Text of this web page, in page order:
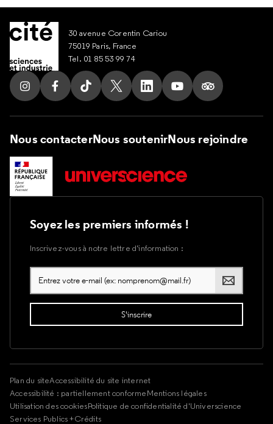
30 avenue Corentin Cariou
75019 Paris, France
Tel. 01 85 53 99 74
Suivez nous sur Instagram
Suivez nous sur Facebook
Suivez nous sur Tik Tok
Suivez nous sur X
Suivez nous sur LinkedIn
Suivez nous sur
Suivez nous
Nous contacterNous soutenirNous rejoindre
Soyez les premiers informés !
Inscrivez-vous à notre lettre d’information :
Plan du siteAccessibilité du site internet
Accessibilité : partiellement conformeMentions légales
Utilisation des cookiesPolitique de confidentialité d'Universcience
Services Publics +Crédits